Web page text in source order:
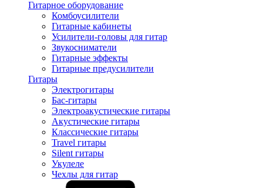
Гитарное оборудование
Комбоусилители
Гитарные кабинеты
Усилители-головы для гитар
Звукосниматели
Гитарные эффекты
Гитарные предусилители
Гитары
Электрогитары
Бас-гитары
Электроакустические гитары
Акустические гитары
Классические гитары
Travel гитары
Silent гитары
Укулеле
Чехлы для гитар